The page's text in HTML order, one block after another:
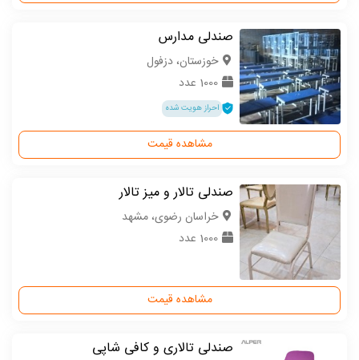
صندلی مدارس
خوزستان، دزفول
1000 عدد
احراز هویت شده
مشاهده قیمت
صندلی تالار و میز تالار
خراسان رضوی، مشهد
1000 عدد
مشاهده قیمت
صندلی تالاری و کافی شاپی